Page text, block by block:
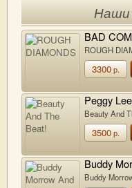
Наши
BAD
ROUGH
3300р.
Peggy
Beauty And
3500р.
Buddy
Buddy